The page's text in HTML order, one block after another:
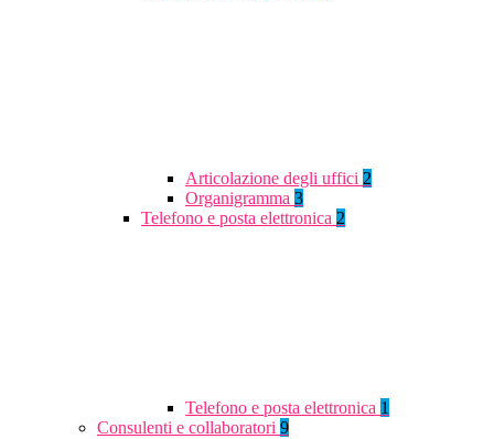
Articolazione degli uffici 2
Organigramma 3
Telefono e posta elettronica 2
Telefono e posta elettronica 1
Consulenti e collaboratori 9